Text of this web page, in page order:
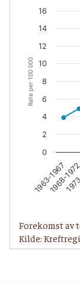
Rate per 100 000
1963-1967
1968-
0
2
4
6
8
10
12
14
16
Forekomst av
Kilde: